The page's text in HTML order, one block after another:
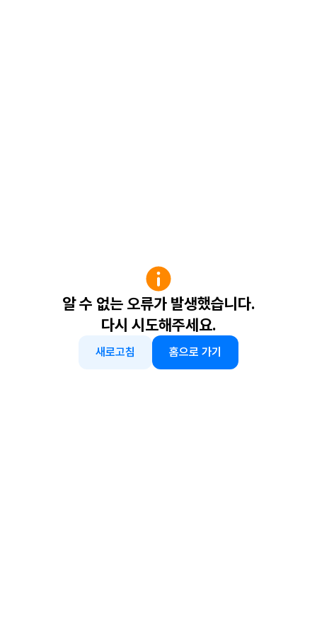
알 수 없는 오류가 발생했습니다.
다시 시도해주세요.
새로고침 홈으로 가기